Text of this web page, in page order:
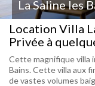
La Saline les
Location Villa
Privée à
Cette magnifique villa
Bains. Cette villa aux
de vastes volumes